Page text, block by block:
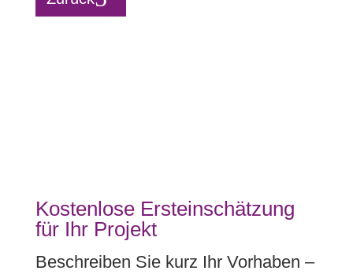
Kostenlose Ersteinschätzung
für Ihr Projekt
Beschreiben Sie kurz Ihr Vorhaben –